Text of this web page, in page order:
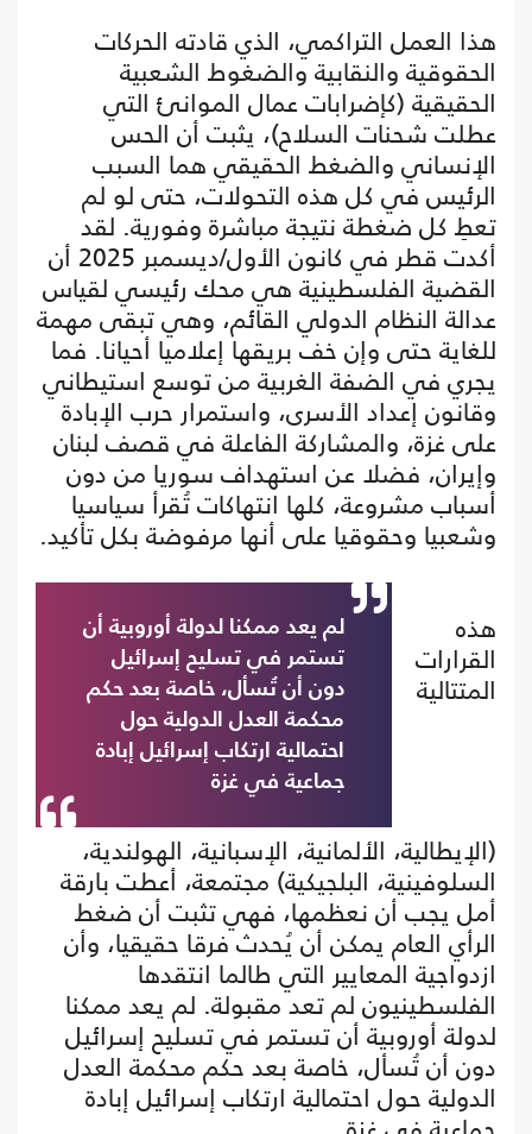
هذا العمل التراكمي، الذي قادته الحركات
الحقوقية والنقابية والضغوط الشعبية
الحقيقية (كإضرابات عمال الموانئ التي
عطلت شحنات السلاح)، يثبت أن الحس
الإنساني والضغط الحقيقي هما السبب
الرئيس في كل هذه التحولات، حتى لو لم
تعطِ كل ضغطة نتيجة مباشرة وفورية. لقد
أكدت قطر في كانون الأول/ديسمبر 2025 أن
القضية الفلسطينية هي محك رئيسي لقياس
عدالة النظام الدولي القائم، وهي تبقى مهمة
للغاية حتى وإن خف بريقها إعلاميا أحيانا. فما
يجري في الضفة الغربية من توسع استيطاني
وقانون إعداد الأسرى، واستمرار حرب الإبادة
على غزة، والمشاركة الفاعلة في قصف لبنان
وإيران، فضلا عن استهداف سوريا من دون
أسباب مشروعة، كلها انتهاكات تُقرأ سياسيا
وشعبيا وحقوقيا على أنها مرفوضة بكل تأكيد.
لم يعد ممكنا لدولة أوروبية أن
تستمر في تسليح إسرائيل
دون أن تُسأل، خاصة بعد حكم
محكمة العدل الدولية حول
احتمالية ارتكاب إسرائيل إبادة
جماعية في غزة
هذه
القرارات
المتتالية
(الإيطالية، الألمانية، الإسبانية، الهولندية،
السلوفينية، البلجيكية) مجتمعة، أعطت بارقة
أمل يجب أن نعظمها، فهي تثبت أن ضغط
الرأي العام يمكن أن يُحدث فرقا حقيقيا، وأن
ازدواجية المعايير التي طالما انتقدها
الفلسطينيون لم تعد مقبولة. لم يعد ممكنا
لدولة أوروبية أن تستمر في تسليح إسرائيل
دون أن تُسأل، خاصة بعد حكم محكمة العدل
الدولية حول احتمالية ارتكاب إسرائيل إبادة